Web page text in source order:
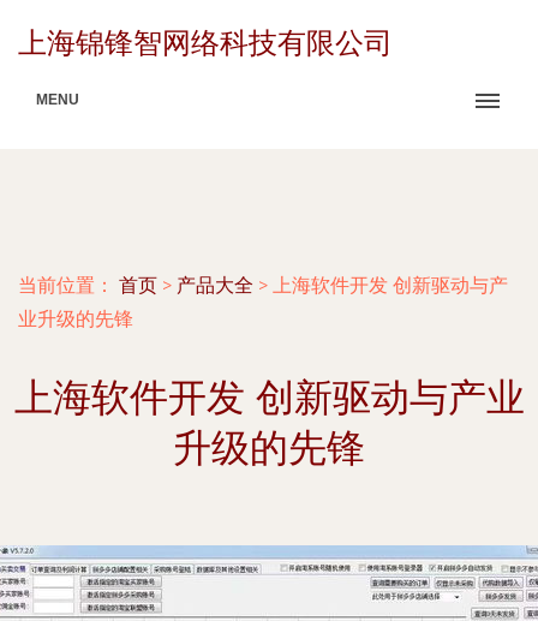
上海锦锋智网络科技有限公司
MENU
当前位置： 首页 > 产品大全 > 上海软件开发 创新驱动与产
业升级的先锋
上海软件开发 创新驱动与产业
升级的先锋